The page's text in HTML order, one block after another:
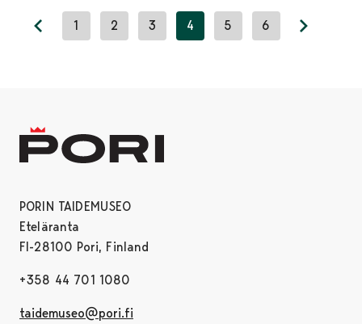
Previous page
1 2 3 4 5 6
PORIN TAIDEMUSEO
Eteläranta
FI-28100 Pori, Finland
+358 44 701 1080
taidemuseo@pori.fi